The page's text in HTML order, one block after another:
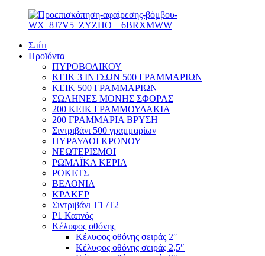
Σπίτι
Προϊόντα
ΠΥΡΟΒΟΛΙΚΟΥ
ΚΕΙΚ 3 ΙΝΤΣΩΝ 500 ΓΡΑΜΜΑΡΙΩΝ
ΚΕΙΚ 500 ΓΡΑΜΜΑΡΙΩΝ
ΣΩΛΗΝΕΣ ΜΟΝΗΣ ΣΦΟΡΑΣ
200 ΚΕΙΚ ΓΡΑΜΜΟΥΔΑΚΙΑ
200 ΓΡΑΜΜΑΡΙΑ ΒΡΥΣΗ
Σιντριβάνι 500 γραμμαρίων
ΠΥΡΑΥΛΟΙ ΚΡΟΝΟΥ
ΝΕΩΤΕΡΙΣΜΟΙ
ΡΩΜΑΪΚΑ ΚΕΡΙΑ
ΡΟΚΕΤΣ
ΒΕΛΟΝΙΑ
ΚΡΑΚΕΡ
Σιντριβάνι T1 /T2
P1 Καπνός
Κέλυφος οθόνης
Κέλυφος οθόνης σειράς 2″
Κέλυφος οθόνης σειράς 2,5″